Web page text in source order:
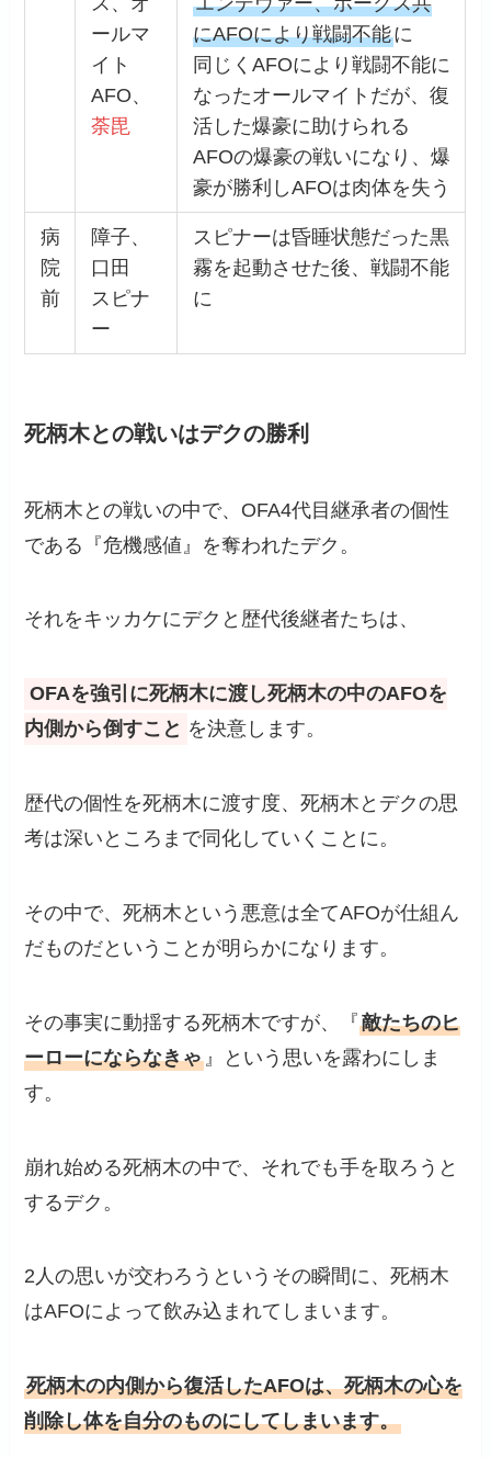
ールマ
イト
AFO、
荼毘
にAFOにより戦闘不能に
同じくAFOにより戦闘不能に
なったオールマイトだが、復
活した爆豪に助けられる
AFOの爆豪の戦いになり、爆
豪が勝利しAFOは肉体を失う
病
院
前
障子、
口田
スピナ
ー
スピナーは昏睡状態だった黒
霧を起動させた後、戦闘不能
に
死柄木との戦いはデクの勝利
死柄木との戦いの中で、OFA4代目継承者の個性
である『危機感値』を奪われたデク。
それをキッカケにデクと歴代後継者たちは、
OFAを強引に死柄木に渡し死柄木の中のAFOを
内側から倒すこと を決意します。
歴代の個性を死柄木に渡す度、死柄木とデクの思
考は深いところまで同化していくことに。
その中で、死柄木という悪意は全てAFOが仕組ん
だものだということが明らかになります。
その事実に動揺する死柄木ですが、『敵たちのヒ
ーローにならなきゃ 』という思いを露わにしま
す。
崩れ始める死柄木の中で、それでも手を取ろうと
するデク。
2人の思いが交わろうというその瞬間に、死柄木
はAFOによって飲み込まれてしまいます。
死柄木の内側から復活したAFOは、死柄木の心を
削除し体を自分のものにしてしまいます。